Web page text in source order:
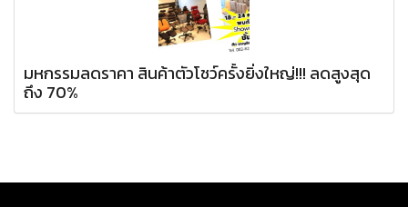
มหกรรมลดราคา สินค้าตัวโชว์ครั้งยิ่งใหญ่!!! ลดสูงสุด
ถึง 70%